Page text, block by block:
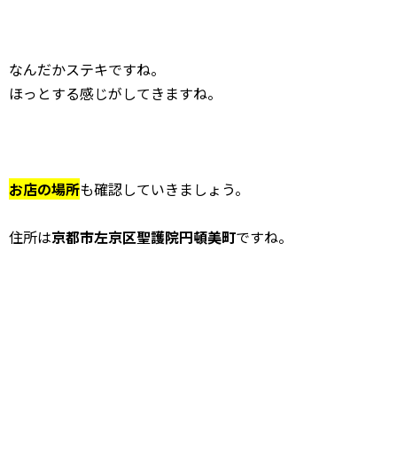
なんだかステキですね。
ほっとする感じがしてきますね。
お店の場所も確認していきましょう。
住所は京都市左京区聖護院円頓美町ですね。